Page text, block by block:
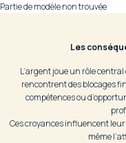
Partie de modèle non trouvée
Les
L’argent joue un rôle
rencontrent des blocages
compétences ou
Ces croyances influencent
même